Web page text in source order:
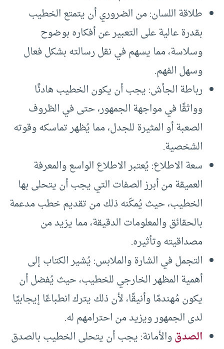
طلاقة اللسان: من الضروري أن يتمتع الخطيب
بقدرة عالية على التعبير عن أفكاره بوضوح
وسلاسة، مما يسهم في نقل رسالته بشكل فعال
وسهل الفهم.
رباطة الجأش: يجب أن يكون الخطيب هادئًا
وواثقًا في مواجهة الجمهور، حتى في الظروف
الصعبة أو المثيرة للجدل، مما يُظهر تماسكه وقوته
الشخصية.
سعة الاطلاع: يُعتبر الاطلاع الواسع والمعرفة
العميقة من أبرز الصفات التي يجب أن يتحلى بها
الخطيب، حيث يُمكّنه ذلك من تقديم خطب مدعمة
بالحقائق والمعلومات الدقيقة، مما يزيد من
مصداقيته وتأثيره.
التجمل في الشارة والملابس: يُشير الكتاب إلى
أهمية المظهر الخارجي للخطيب، حيث يُفضل أن
يكون مُهندمًا وأنيقًا، لأن ذلك يترك انطباعًا إيجابيًا
لدى الجمهور ويزيد من احترامهم له.
الصدقوالأمانة: يجب أن يتحلى الخطيب بالصدق